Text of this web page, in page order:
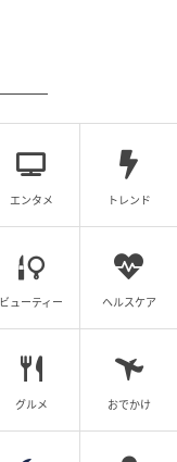
エンタメ トレンド
ビューティー ヘルスケア
グルメ おでかけ